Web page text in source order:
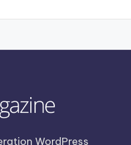
WordPress